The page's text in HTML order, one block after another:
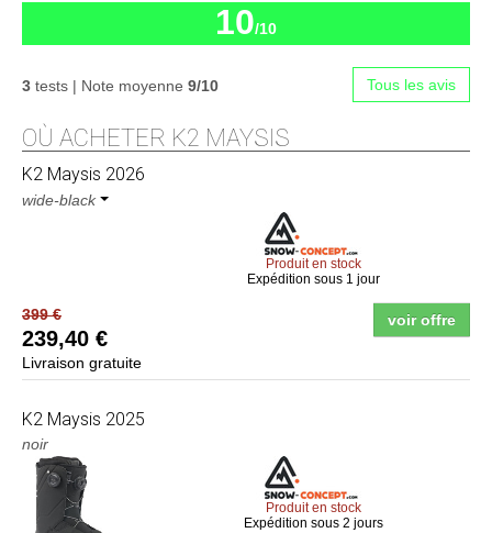
10/10
3 tests | Note moyenne 9/10 Tous les avis
OÙ ACHETER K2 MAYSIS
K2 Maysis 2026
wide-black
Produit en stock
Expédition sous 1 jour
399 €
239,40 €
Livraison gratuite
voir offre
K2 Maysis 2025
noir
Produit en stock
Expédition sous 2 jours